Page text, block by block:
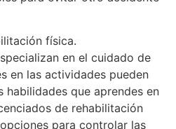
física.
en el cuidado de
en las actividades pueden
que aprendes en
de rehabilitación
para controlar las